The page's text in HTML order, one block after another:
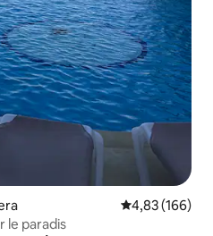
Évaluation
4,83 (166)
le paradis